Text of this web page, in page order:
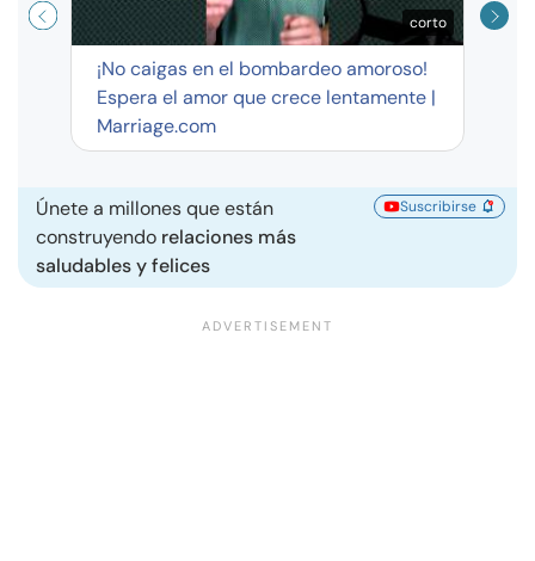
corto
¡No caigas en el bombardeo amoroso!
Espera el amor que crece lentamente |
Marriage.com
Únete a millones que están
construyendo relaciones más
saludables y felices
Suscribirse